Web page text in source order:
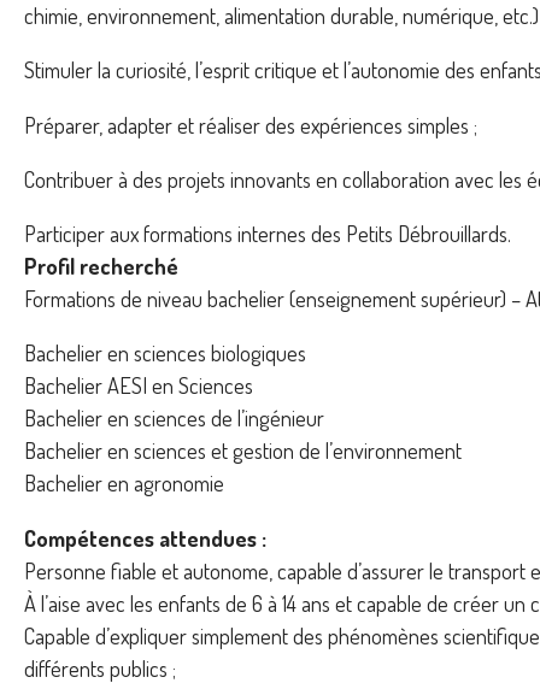
chimie, environnement, alimentation durable, numérique,
Stimuler la curiosité, l’esprit critique et l’autonomie des
Préparer, adapter et réaliser des expériences simples ;
Contribuer à des projets innovants en collaboration avec les
Participer aux formations internes des Petits Débrouillards.
Profil recherché
Formations de niveau bachelier (enseignement supérieur) –
Bachelier en sciences biologiques
Bachelier AESI en Sciences
Bachelier en sciences de l’ingénieur
Bachelier en sciences et gestion de l’environnement
Bachelier en agronomie
Compétences attendues :
Personne fiable et autonome, capable d’assurer le transport
À l’aise avec les enfants de 6 à 14 ans et capable de créer un
Capable d’expliquer simplement des phénomènes
différents publics ;